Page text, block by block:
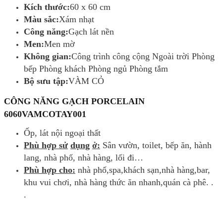
Kích thước:60 x 60 cm
Màu sắc:Xám nhạt
Công năng:Gạch lát nền
Men:Men mờ
Không gian:Công trình công cộng Ngoài trời Phòng
bếp Phòng khách Phòng ngủ Phòng tắm
Bộ sưu tập:VÀM CỎ
CÔNG NĂNG GẠCH PORCELAIN
6060VAMCOTAY001
Ốp, lát nội ngoại thất
Phù hợp sử dụng ở: Sân vườn, toilet, bếp ăn, hành
lang, nhà phố, nhà hàng, lối đi…
Phù hợp cho: nhà phố,spa,khách sạn,nhà hàng,bar,
khu vui chơi, nhà hàng thức ăn nhanh,quán cà phê. .
.